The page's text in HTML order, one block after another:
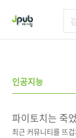
인공지능
파이토치는 죽
최근 커뮤니티를 뜨